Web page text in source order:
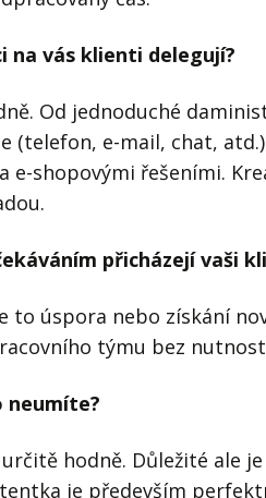
na vás klienti delegují?
Od jednoduché
(telefon, e-mail, chat,
e-shopovými řešeními.
přicházejí vaši
to úspora nebo získání
týmu bez
neumíte?
hodně. Důležité ale
je především